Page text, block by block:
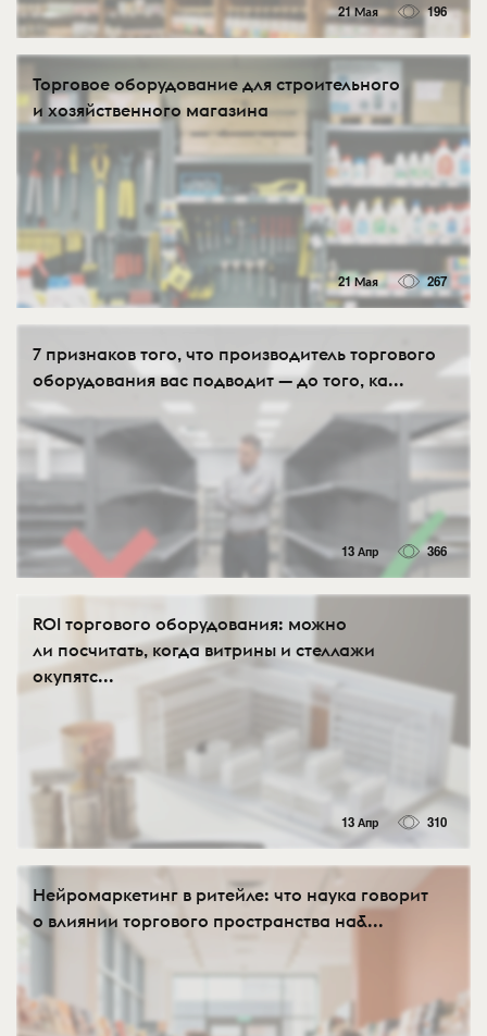
21 Мая 196
Торговое оборудование для строительного
и хозяйственного магазина
21 Мая 267
7 признаков того, что производитель торгового
оборудования вас подводит — до того, ка...
13 Апр 366
ROI торгового оборудования: можно
ли посчитать, когда витрины и стеллажи
окупятс...
13 Апр 310
Нейромаркетинг в ритейле: что наука говорит
о влиянии торгового пространства на&...